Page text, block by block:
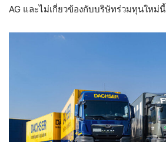
AG และไม่เกี่ยวข้องกับบริษัทร่วมทุนใหม่นี้